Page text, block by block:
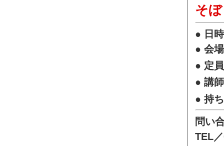
そ
● 日
● 会
● 定
● 講
● 持
問い
TEL